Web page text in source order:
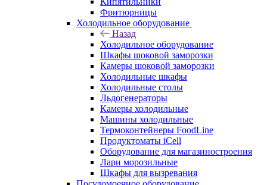
Фритюрницы
Холодильное оборудование
Назад
Холодильное оборудование
Шкафы шоковой заморозки
Камеры шоковой заморозки
Холодильные шкафы
Холодильные столы
Льдогенераторы
Камеры холодильные
Машины холодильные
Термоконтейнеры FoodLine
Продуктоматы iCell
Оборудование для магазиностроения
Лари морозильные
Шкафы для вызревания